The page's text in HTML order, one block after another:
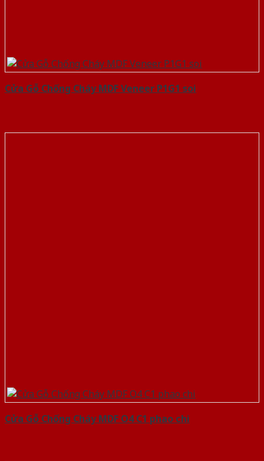
Cửa Gỗ Chống Cháy MDF Veneer P1G1 soi
Cửa Gỗ Chống Cháy MDF O4 C1 phao chi